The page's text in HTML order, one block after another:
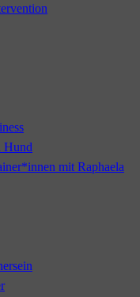
Hund
mit Raphaela